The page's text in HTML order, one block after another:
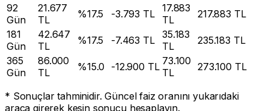
92
Gün
21.677
TL
%17.5 -3.793 TL
17.883
TL
217.883 TL
181
Gün
42.647
TL
%17.5 -7.463 TL
35.183
TL
235.183 TL
365
Gün
86.000
TL
%15.0 -12.900 TL 73.100
TL
273.100 TL
* Sonuçlar tahminidir. Güncel faiz oranını yukarıdaki
araca girerek kesin sonucu hesaplayın.